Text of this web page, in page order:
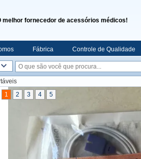
melhor fornecedor de acessórios médicos!
Fábrica Controle de Qualidade
1 2 3 4 5